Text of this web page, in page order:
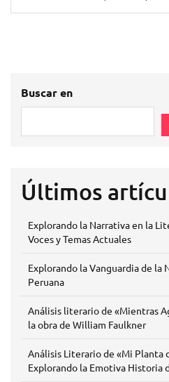
entradas
Buscar en
Últimos
Explorando la Narrativa en la
Voces y Temas Actuales
Explorando la Vanguardia de la
Peruana
Análisis literario de «Mientras
la obra de William Faulkner
Análisis Literario de «Mi Planta
Explorando la Emotiva Historia